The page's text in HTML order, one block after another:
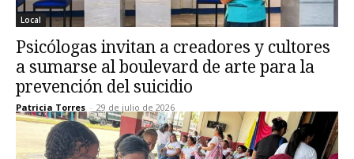
Local
Psicólogas invitan a creadores y cultores
a sumarse al boulevard de arte para la
prevención del suicidio
Patricia Torres - 29 de julio de 2026